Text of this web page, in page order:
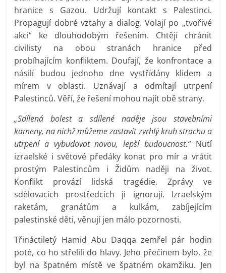
hranice s Gazou. Udržují kontakt s Palestinci.
Propagují dobré vztahy a dialog. Volají po „tvořivé
akci“ ke dlouhodobým řešením. Chtějí chránit
civilisty na obou stranách hranice před
probíhajícím konfliktem. Doufají, že konfrontace a
násilí budou jednoho dne vystřídány klidem a
mírem v oblasti. Uznávají a odmítají utrpení
Palestinců. Věří, že řešení mohou najít obě strany.
„Sdílená bolest a sdílené naděje jsou stavebními
kameny, na nichž můžeme zastavit zvrhlý kruh strachu a
utrpení a vybudovat novou, lepší budoucnost.“Nutí
izraelské i světové předáky konat pro mír a vrátit
prostým Palestincům i Židům naději na život.
Konflikt provází lidská tragédie. Zprávy ve
sdělovacích prostředcích ji ignorují. Izraelským
raketám, granátům a kulkám, zabíjejícím
palestinské děti, věnují jen málo pozornosti.
Třináctiletý Hamid Abu Daqqa zemřel pár hodin
poté, co ho střelili do hlavy. Jeho přečinem bylo, že
byl na špatném místě ve špatném okamžiku. Jen